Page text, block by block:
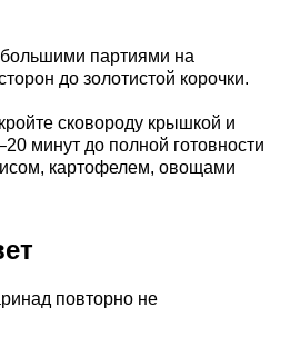
партиями на
до золотистой корочки.
сковороду крышкой и
минут до полной готовности
картофелем, овощами
повторно не